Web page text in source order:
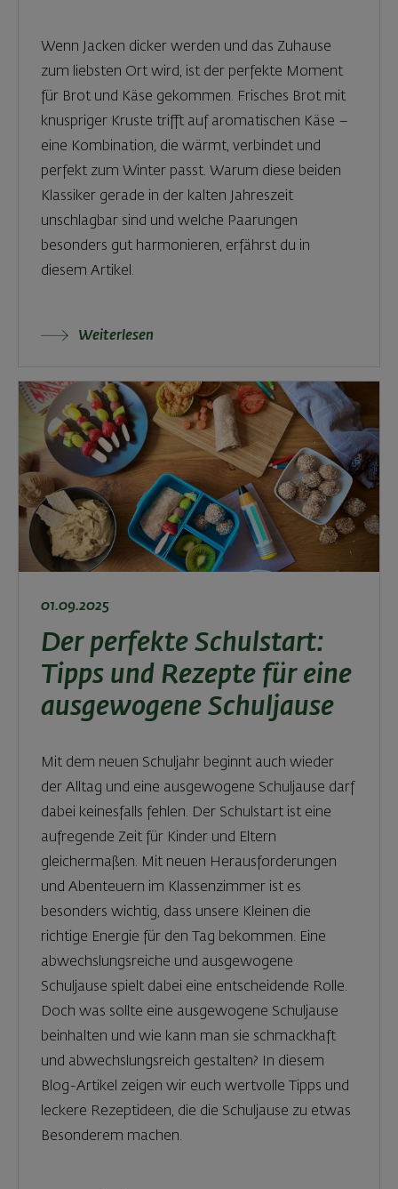
Wenn Jacken dicker werden und das Zuhause
zum liebsten Ort wird, ist der perfekte Moment
für Brot und Käse gekommen. Frisches Brot mit
knuspriger Kruste trifft auf aromatischen Käse –
eine Kombination, die wärmt, verbindet und
perfekt zum Winter passt. Warum diese beiden
Klassiker gerade in der kalten Jahreszeit
unschlagbar sind und welche Paarungen
besonders gut harmonieren, erfährst du in
diesem Artikel.
Weiterlesen
01.09.2025
Der perfekte Schulstart:
Tipps und Rezepte für eine
ausgewogene Schuljause
Mit dem neuen Schuljahr beginnt auch wieder
der Alltag und eine ausgewogene Schuljause darf
dabei keinesfalls fehlen. Der Schulstart ist eine
aufregende Zeit für Kinder und Eltern
gleichermaßen. Mit neuen Herausforderungen
und Abenteuern im Klassenzimmer ist es
besonders wichtig, dass unsere Kleinen die
richtige Energie für den Tag bekommen. Eine
abwechslungsreiche und ausgewogene
Schuljause spielt dabei eine entscheidende Rolle.
Doch was sollte eine ausgewogene Schuljause
beinhalten und wie kann man sie schmackhaft
und abwechslungsreich gestalten? In diesem
Blog-Artikel zeigen wir euch wertvolle Tipps und
leckere Rezeptideen, die die Schuljause zu etwas
Besonderem machen.